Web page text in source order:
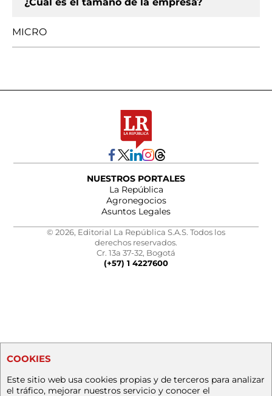
MICRO
NUESTROS PORTALES
La República
Agronegocios
Asuntos Legales
© 2026, Editorial La República S.A.S. Todos los
derechos reservados.
Cr. 13a 37-32, Bogotá
(+57) 1 4227600
COOKIES
Este sitio web usa cookies propias y de terceros para analizar
el tráfico, mejorar nuestros servicio y conocer el